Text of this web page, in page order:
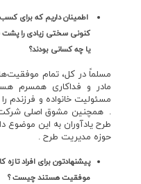
اطمينان داريم كه براي
كنوني سختي زيادي را
يا چه كساني بودند؟
مسلماً در كل، تمام
مادر و فداكاري همسرم
مسئوليت خانواده و فرزندم
. همچنين مشوق اصلي شركت
طرح يادآوران به اين موضوع
حوزه مديريت طرح .
پيشنهادتون براي افراد
موفقيت هستند